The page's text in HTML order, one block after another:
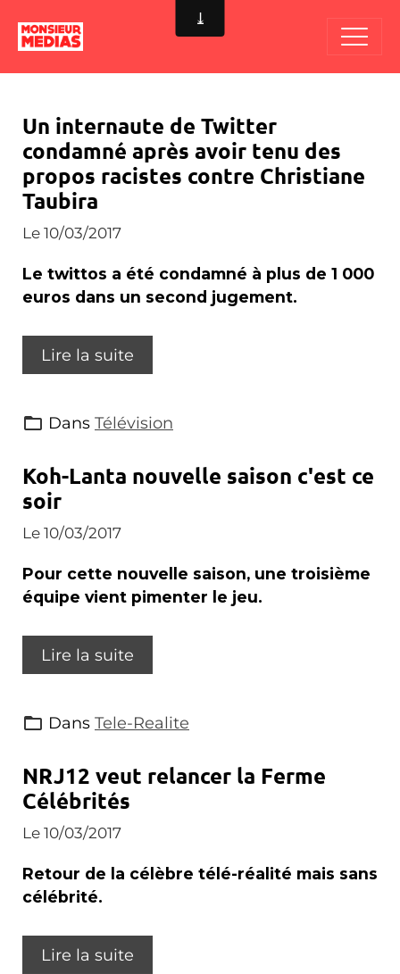
Un internaute de Twitter
condamné après avoir tenu des
propos racistes contre Christiane
Taubira
Le 10/03/2017
Le twittos a été condamné à plus de 1 000
euros dans un second jugement.
Lire la suite
Dans Télévision
Koh-Lanta nouvelle saison c'est ce
soir
Le 10/03/2017
Pour cette nouvelle saison, une troisième
équipe vient pimenter le jeu.
Lire la suite
Dans Tele-Realite
NRJ12 veut relancer la Ferme
Célébrités
Le 10/03/2017
Retour de la célèbre télé-réalité mais sans
célébrité.
Lire la suite